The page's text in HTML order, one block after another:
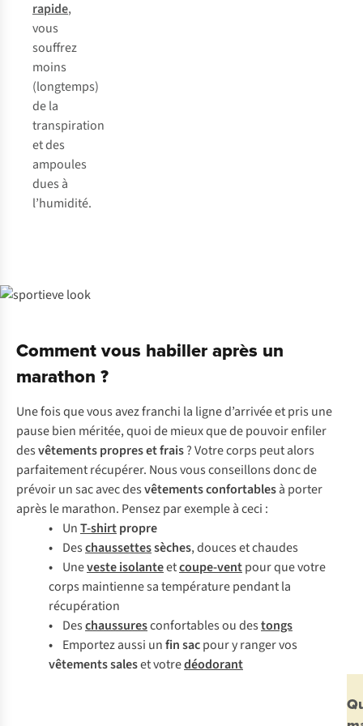
rapide,
vous
souffrez
moins
(longtemps)
de la
transpiration
et des
ampoules
dues à
l’humidité.
Comment vous habiller après un
marathon ?
Une fois que vous avez franchi la ligne d’arrivée et pris une
pause bien méritée, quoi de mieux que de pouvoir enfiler
desvêtements propres et frais? Votre corps peut alors
parfaitement récupérer. Nous vous conseillons donc de
prévoir un sac avec desvêtements confortablesà porter
après le marathon. Pensez par exemple à ceci :
• UnT-shirtpropre
• Deschaussettessèches, douces et chaudes
• Uneveste isolanteetcoupe-ventpour que votre
corps maintienne sa température pendant la
récupération
• Deschaussuresconfortables ou destongs
• Emportez aussi unfin sacpour y ranger vos
vêtements saleset votredéodorant